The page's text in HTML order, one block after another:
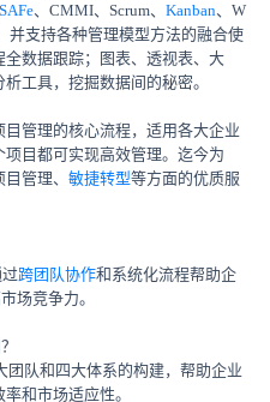
SAFe、CMMI、Scrum、 Kanban、W
并支持各种管理模型方法的融合使
全数据跟踪；图表、透视表、大
工具，挖掘数据间的秘密。
管理的核心流程，适用各大企业
目都可实现高效管理。迄今为
管理、 敏捷转型等方面的优质服
跨团队协作和系统化流程帮助企
场竞争力。
团队和四大体系的构建，帮助企业
和市场适应性。